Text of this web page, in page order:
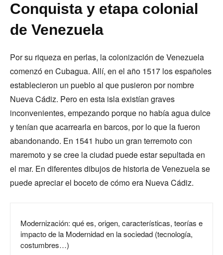
Conquista y etapa colonial
de Venezuela
Por su riqueza en perlas, la colonización de Venezuela
comenzó en Cubagua. Allí, en el año 1517 los españoles
establecieron un pueblo al que pusieron por nombre
Nueva Cádiz. Pero en esta isla existían graves
inconvenientes, empezando porque no había agua dulce
y tenían que acarrearla en barcos, por lo que la fueron
abandonando. En 1541 hubo un gran terremoto con
maremoto y se cree la ciudad puede estar sepultada en
el mar. En diferentes dibujos de historia de Venezuela se
puede apreciar el boceto de cómo era Nueva Cádiz.
Modernización: qué es, origen, características, teorías e
impacto de la Modernidad en la sociedad (tecnología,
costumbres…)